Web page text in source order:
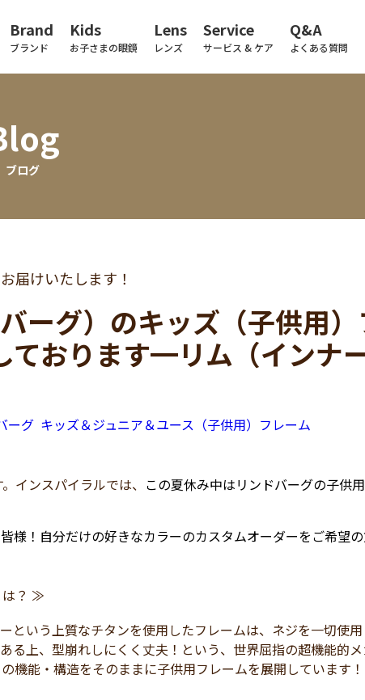
Brand
ブランド
Kids
お子さまの眼鏡
Lens
レンズ
Service
サービス & ケア
Q&A
よくある質問
ブログ
届けいたします！
ーグ）のキッズ（子供用）
ております━リム（インナ
ーグ キッズ＆ジュニア＆ユース（子供用）フレーム
インスパイラルでは、 この夏休み中はリンドバーグの子供
様！自分だけの好きなカラーのカスタムオーダーをご希望
は？ ≫
という上質なチタンを使用したフレームは、ネジを一切使
る上、型崩れしにくく丈夫！という、世界屈指の超機能的
機能・構造をそのままに子供用フレームを展開しています！